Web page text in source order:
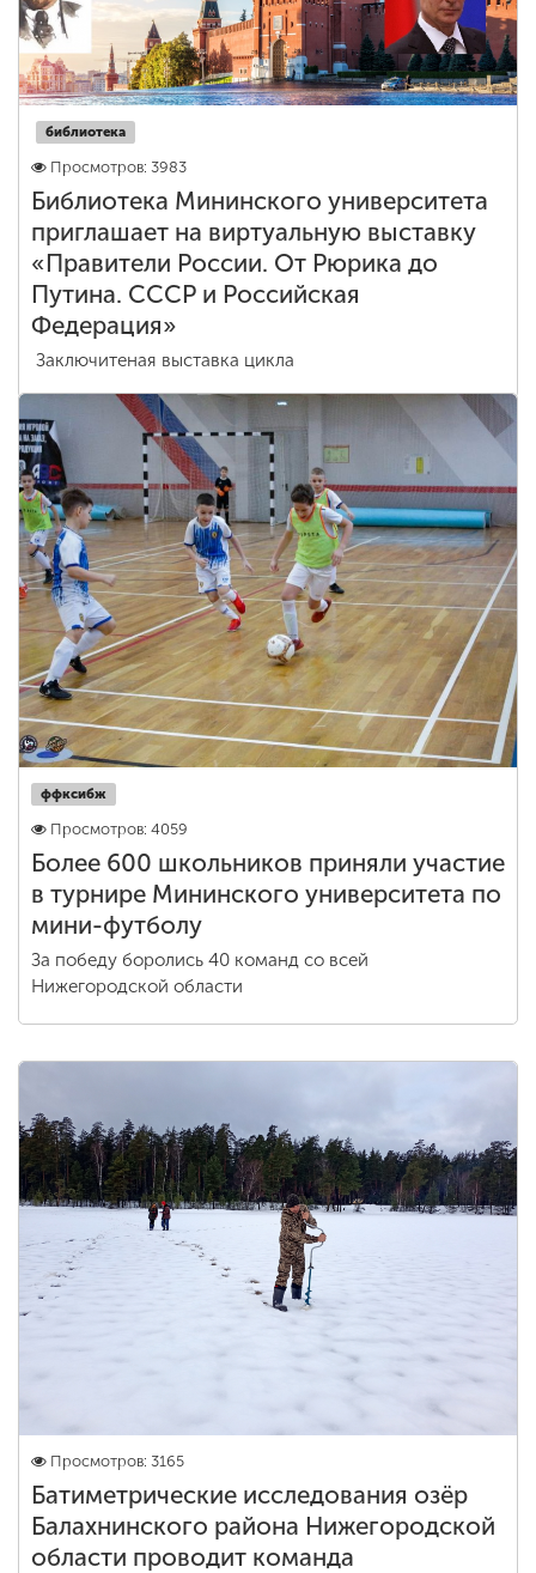
библиотека
Просмотров: 3983
Библиотека Мининского университета
приглашает на виртуальную выставку
«Правители России. От Рюрика до
Путина. СССР и Российская
Федерация»
Заключитеная выставка цикла
ффксибж
Просмотров: 4059
Более 600 школьников приняли участие
в турнире Мининского университета по
мини-футболу
За победу боролись 40 команд со всей
Нижегородской области
Просмотров: 3165
Батиметрические исследования озёр
Балахнинского района Нижегородской
области проводит команда